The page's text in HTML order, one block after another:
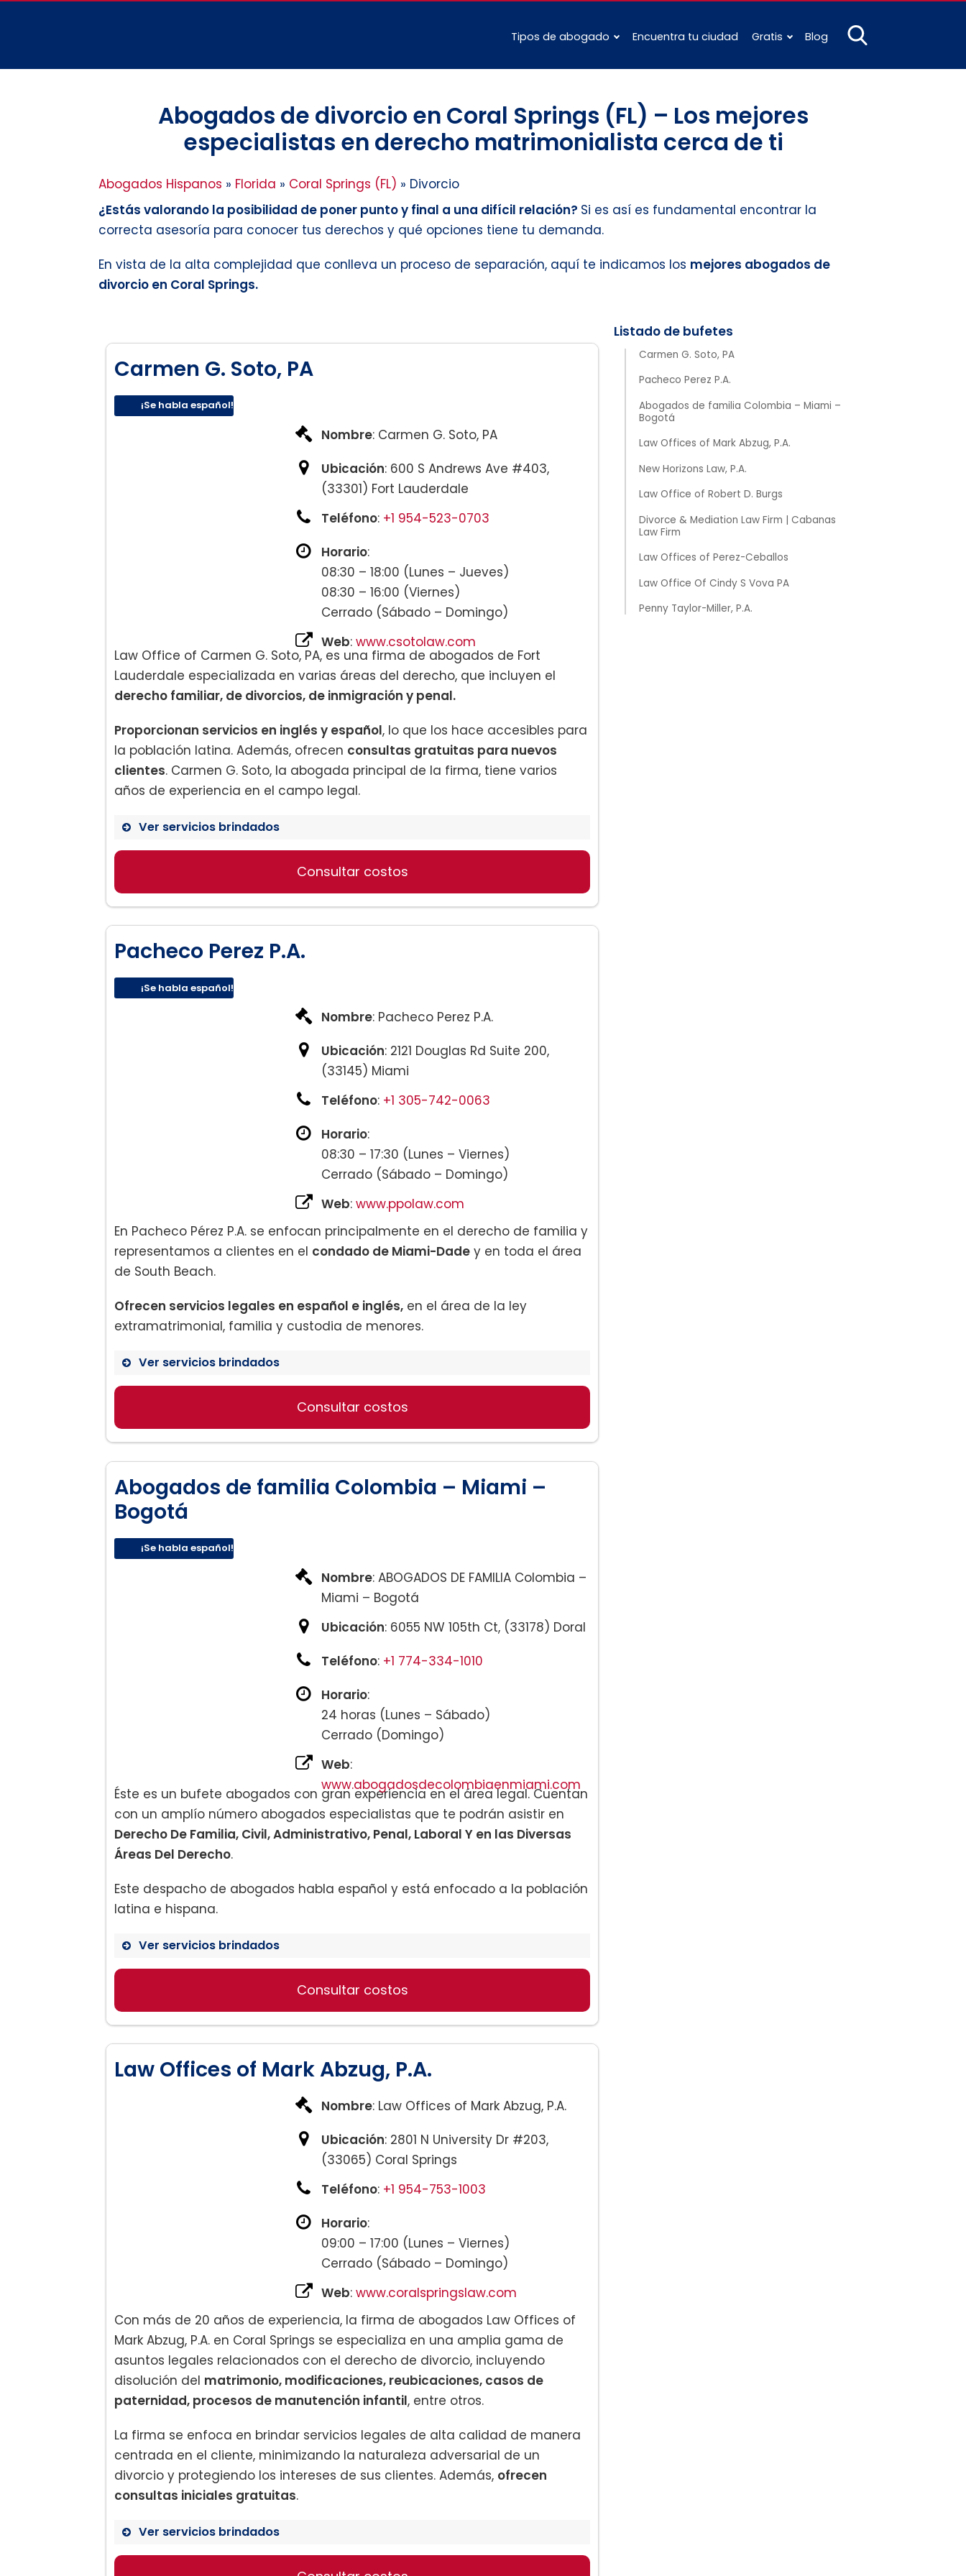
Tipos de abogado Encuentra tu ciudad Gratis Blog
Abogados de divorcio en Coral Springs (FL) – Los mejores
especialistas en derecho matrimonialista cerca de ti
Abogados Hispanos » Florida » Coral Springs (FL) » Divorcio
¿Estás valorando la posibilidad de poner punto y final a una difícil relación? Si es así es fundamental encontrar la
correcta asesoría para conocer tus derechos y qué opciones tiene tu demanda.
En vista de la alta complejidad que conlleva un proceso de separación, aquí te indicamos los mejores abogados de
divorcio en Coral Springs.
Carmen G. Soto, PA
Pacheco Perez P.A.
Abogados de familia Colombia – Miami –
Bogotá
Law Offices of Mark Abzug, P.A.
New Horizons Law, P.A.
Law Office of Robert D. Burgs
Divorce & Mediation Law Firm | Cabanas
Law Firm
Law Offices of Perez-Ceballos
Law Office Of Cindy S Vova PA
Penny Taylor-Miller, P.A.
Carmen G. Soto, PA
¡Se habla español!
Nombre: Carmen G. Soto, PA
Ubicación: 600 S Andrews Ave #403,
(33301) Fort Lauderdale
Teléfono: +1 954-523-0703
Horario:
08:30 – 18:00 (Lunes – Jueves)
08:30 – 16:00 (Viernes)
Cerrado (Sábado – Domingo)
Web: www.csotolaw.com
Law Office of Carmen G. Soto, PA, es una firma de abogados de Fort
Lauderdale especializada en varias áreas del derecho, que incluyen el
derecho familiar, de divorcios, de inmigración y penal.
Proporcionan servicios en inglés y español, lo que los hace accesibles para
la población latina. Además, ofrecen consultas gratuitas para nuevos
clientes. Carmen G. Soto, la abogada principal de la firma, tiene varios
años de experiencia en el campo legal.
Ver servicios brindados
Derecho de Inmigración
Derecho Peñal
Consultar costos
Pacheco Perez P.A.
¡Se habla español!
Nombre: Pacheco Perez P.A.
Ubicación: 2121 Douglas Rd Suite 200,
(33145) Miami
Teléfono: +1 305-742-0063
Horario:
08:30 – 17:30 (Lunes – Viernes)
Cerrado (Sábado – Domingo)
Web: www.ppolaw.com
En Pacheco Pérez P.A. se enfocan principalmente en el derecho de familia y
representamos a clientes en el condado de Miami-Dade y en toda el área
de South Beach.
Ofrecen servicios legales en español e inglés, en el área de la ley
extramatrimonial, familia y custodia de menores.
Ver servicios brindados
Derecho de Custodia de Menores
Consultar costos
Abogados de familia Colombia – Miami –
Bogotá
¡Se habla español!
Nombre: ABOGADOS DE FAMILIA Colombia –
Miami – Bogotá
Ubicación: 6055 NW 105th Ct, (33178) Doral
Teléfono: +1 774-334-1010
Horario:
24 horas (Lunes – Sábado)
Cerrado (Domingo)
Web:
www.abogadosdecolombiaenmiami.com
Éste es un bufete abogados con gran experiencia en el área legal. Cuentan
con un amplío número abogados especialistas que te podrán asistir en
Derecho De Familia, Civil, Administrativo, Penal, Laboral Y en las Diversas
Áreas Del Derecho.
Este despacho de abogados habla español y está enfocado a la población
latina e hispana.
Ver servicios brindados
Derecho de Familias
Consultar costos
Law Offices of Mark Abzug, P.A.
Nombre: Law Offices of Mark Abzug, P.A.
Ubicación: 2801 N University Dr #203,
(33065) Coral Springs
Teléfono: +1 954-753-1003
Horario:
09:00 – 17:00 (Lunes – Viernes)
Cerrado (Sábado – Domingo)
Web: www.coralspringslaw.com
Con más de 20 años de experiencia, la firma de abogados Law Offices of
Mark Abzug, P.A. en Coral Springs se especializa en una amplia gama de
asuntos legales relacionados con el derecho de divorcio, incluyendo
disolución del matrimonio, modificaciones, reubicaciones, casos de
paternidad, procesos de manutención infantil, entre otros.
La firma se enfoca en brindar servicios legales de alta calidad de manera
centrada en el cliente, minimizando la naturaleza adversarial de un
divorcio y protegiendo los intereses de sus clientes. Además, ofrecen
consultas iniciales gratuitas.
Ver servicios brindados